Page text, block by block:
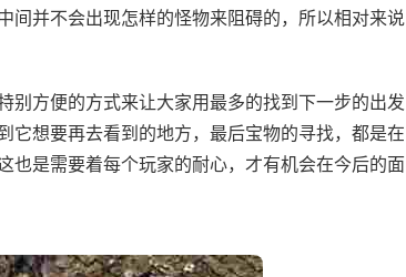
间并不会出现怎样的怪物来阻碍的，所以相对来说
别方便的方式来让大家用最多的找到下一步的出发
它想要再去看到的地方，最后宝物的寻找，都是在
也是需要着每个玩家的耐心，才有机会在今后的面